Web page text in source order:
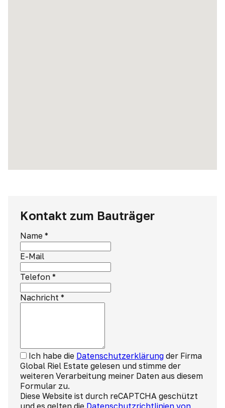
Kontakt zum Bauträger
Name *
E-Mail
Telefon *
Nachricht *
Ich habe die Datenschutzerklärung der Firma
Global Riel Estate gelesen und stimme der
weiteren Verarbeitung meiner Daten aus diesem
Formular zu.
Diese Website ist durch reCAPTCHA geschützt
und es gelten die Datenschutzrichtlinien von